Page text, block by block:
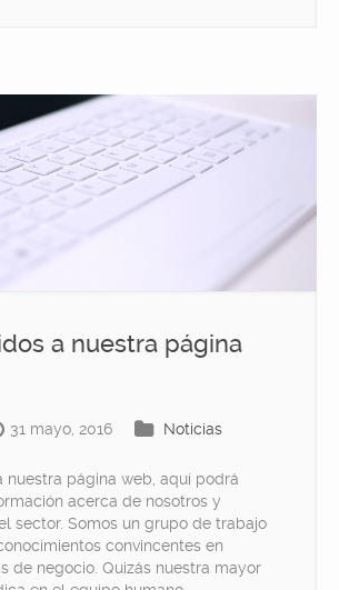
a nuestra página
31 mayo, 2016 Noticias
nuestra página web, aquí podrá
acerca de nosotros y
sector. Somos un grupo de trabajo
convincentes en
de negocio. Quizás nuestra mayor